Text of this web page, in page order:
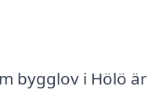
bygglov i Hölö är